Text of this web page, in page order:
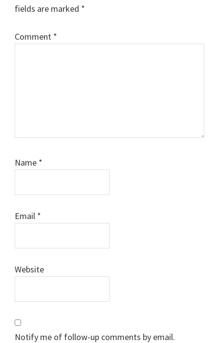
fields are marked *
Comment *
Name *
Email *
Website
Notify me of follow-up comments by email.